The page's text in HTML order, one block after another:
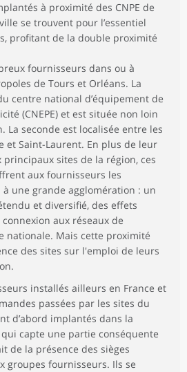
à proximité des CNPE de
se trouvent pour l’essentiel
profitant de la double proximité
fournisseurs dans ou à
de Tours et Orléans. La
centre national d’équipement de
(CNEPE) et est située non loin
La seconde est localisée entre les
et Saint-Laurent. En plus de leur
sites de la région, ces
aux fournisseurs les
à une grande agglomération : un
et diversifié, des effets
connexion aux réseaux de
nationale. Mais cette proximité
des sites sur l'emploi de leurs
installés ailleurs en France et
passées par les sites du
d’abord implantés dans la
capte une partie conséquente
de la présence des sièges
groupes fournisseurs. Ils se